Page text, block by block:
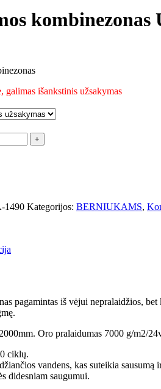
kombinezonas
galimas išankstinis užsakymas
1490 Kategorijos: BERNIUKAMS,
pagamintas iš vėjui nepralaidžios,
Oro pralaidumas 7000 g/m2/
ciklų.
vandens, kas suteikia sausumą
didesniam saugumui.